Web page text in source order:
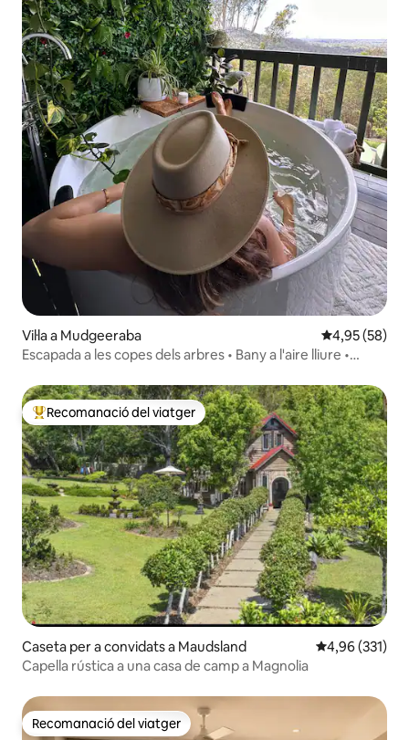
Vil·la a Mudgeeraba 4,95 de
4,95 (58)
Escapada a les copes dels arbres • Bany a l'aire lliure •
Principals recomanacions dels viatgers
Recomanació del viatger
Caseta per a convidats a Maudsland 4,96 de
4,96 (331)
Capella rústica a una casa de camp a Magnolia
Recomanació del viatger
Recomanació del viatger